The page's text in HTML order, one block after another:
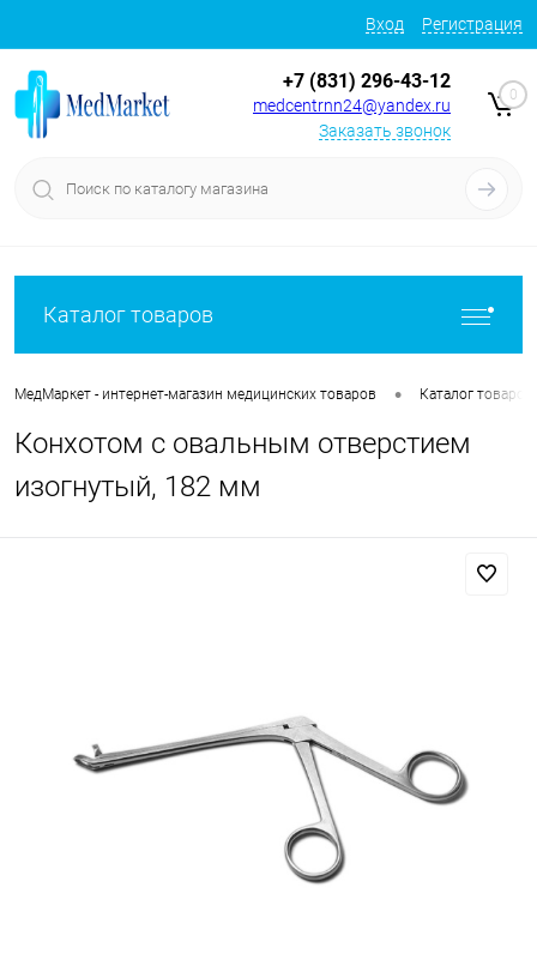
Вход Регистрация
+7 (831) 296-43-12
medcentrnn24@yandex.ru
Заказать звонок
0
Каталог товаров
МедМаркет - интернет-магазин медицинских товаров • Каталог товаров
Конхотом с овальным отверстием
изогнутый, 182 мм